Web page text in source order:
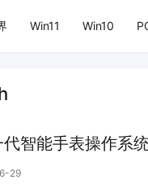
Win11 Win10
智能手表操作系
29